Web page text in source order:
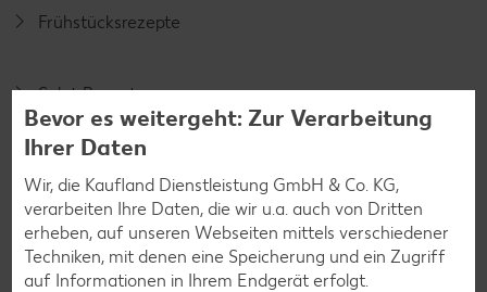
Frühstücksrezepte
Salat-Rezepte
Spargel-Rezepte
Fisch-Rezepte
Geflügel-Rezepte
Lamm-Rezepte
Bevor es weitergeht: Zur Verarbeitung
Ihrer Daten
Wir, die Kaufland Dienstleistung GmbH & Co. KG,
verarbeiten Ihre Daten, die wir u.a. auch von Dritten
erheben, auf unseren Webseiten mittels verschiedener
Techniken, mit denen eine Speicherung und ein Zugriff
auf Informationen in Ihrem Endgerät erfolgt.